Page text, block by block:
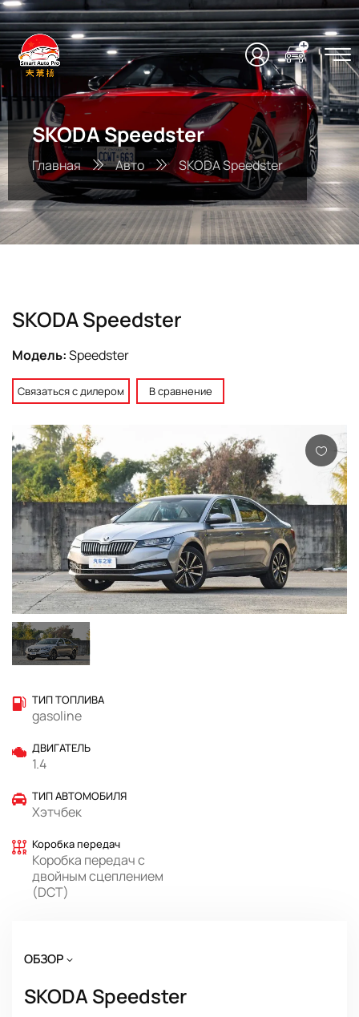
SKODA Speedster
Главная Авто SKODA Speedster
SKODA Speedster
Модель:Speedster
Связаться с дилером В сравнение
ТИП ТОПЛИВА
gasoline
ДВИГАТЕЛЬ
1.4
ТИП АВТОМОБИЛЯ
Хэтчбек
Коробка передач
Коробка передач с
двойным сцеплением
(DCT)
ОБЗОР
SKODA Speedster